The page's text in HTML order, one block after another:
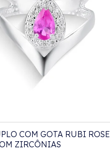
COM GOTA RUBI ROSE
ZIRCÔNIAS